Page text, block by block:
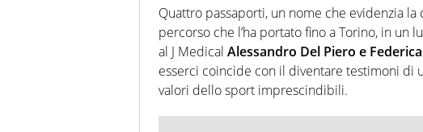
Quattro passaporti, un nome che evidenzia
percorso che l’ha portato fino a Torino, in un
al J Medical Alessandro Del Piero e
esserci coincide con il diventare testimoni di
valori dello sport imprescindibili.